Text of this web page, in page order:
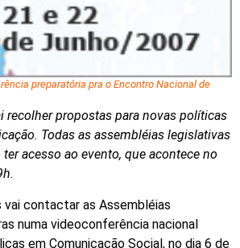
preparatória pra o Encontro Nacional de
recolher propostas para novas políticas
Todas as assembléias legislativas
acesso ao evento, que acontece no
contactar as Assembléias
numa videoconferência nacional
em Comunicação Social, no dia 6 de